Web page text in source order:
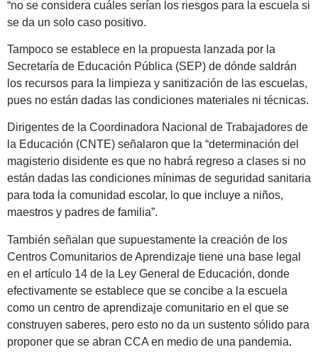
“no se considera cuáles serían los riesgos para la escuela si
se da un solo caso positivo.
Tampoco se establece en la propuesta lanzada por la
Secretaría de Educación Pública (SEP) de dónde saldrán
los recursos para la limpieza y sanitización de las escuelas,
pues no están dadas las condiciones materiales ni técnicas.
Dirigentes de la Coordinadora Nacional de Trabajadores de
la Educación (CNTE) señalaron que la “determinación del
magisterio disidente es que no habrá regreso a clases si no
están dadas las condiciones mínimas de seguridad sanitaria
para toda la comunidad escolar, lo que incluye a niños,
maestros y padres de familia”.
También señalan que supuestamente la creación de los
Centros Comunitarios de Aprendizaje tiene una base legal
en el artículo 14 de la Ley General de Educación, donde
efectivamente se establece que se concibe a la escuela
como un centro de aprendizaje comunitario en el que se
construyen saberes, pero esto no da un sustento sólido para
proponer que se abran CCA en medio de una pandemia.